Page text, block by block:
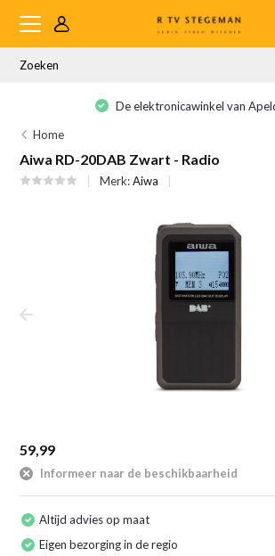
De elektronicawinkel van
Home
Aiwa RD-20DAB Zwart - Radio
Merk:Aiwa
59,99
Informeer naar de beschikbaarheid
Altijd advies op maat
Eigen bezorging in de regio